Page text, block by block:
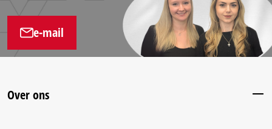
e-mail
Over ons